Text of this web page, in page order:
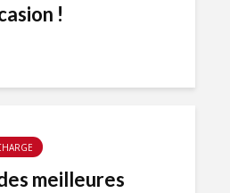
!
meilleures